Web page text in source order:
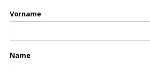
Vorname
Name